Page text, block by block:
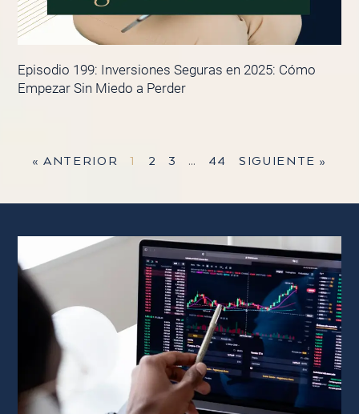
Episodio 199: Inversiones Seguras en 2025: Cómo
Empezar Sin Miedo a Perder
« ANTERIOR 1 2 3 … 44 SIGUIENTE »